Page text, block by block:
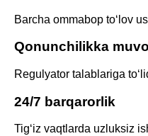
Barcha ommabop toʻlov
Qonunchilikka
Regulyator talablariga
24/7 barqarorlik
Tigʻiz vaqtlarda uzluksiz